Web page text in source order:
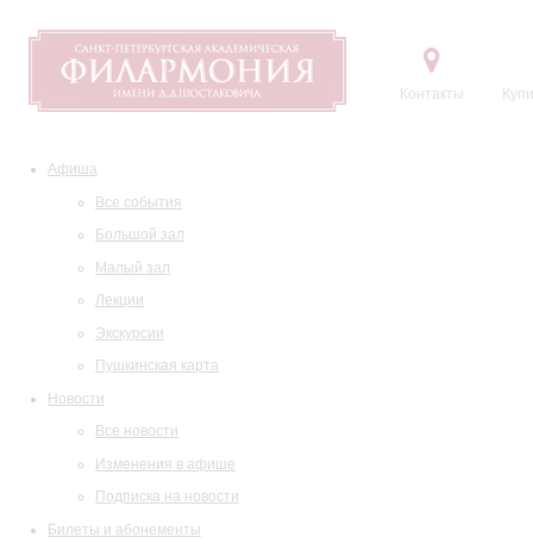
Контакты
Афиша
Все события
Большой зал
Малый зал
Лекции
Экскурсии
Пушкинская карта
Новости
Все новости
Изменения в афише
Подписка на новости
Билеты и абонементы